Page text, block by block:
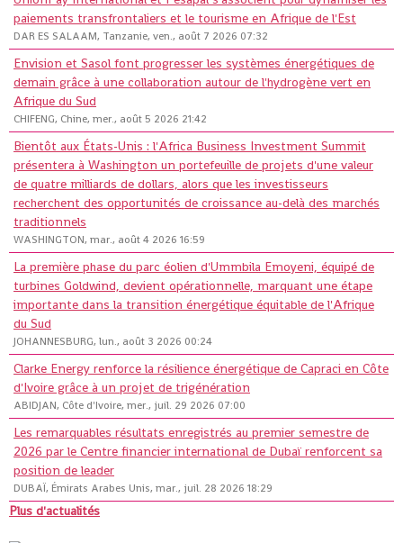
paiements transfrontaliers et le tourisme en Afrique de l'Est
DAR ES SALAAM, Tanzanie, ven., août 7 2026 07:32
Envision et Sasol font progresser les systèmes énergétiques de
demain grâce à une collaboration autour de l'hydrogène vert en
Afrique du Sud
CHIFENG, Chine, mer., août 5 2026 21:42
Bientôt aux États-Unis : l'Africa Business Investment Summit
présentera à Washington un portefeuille de projets d'une valeur
de quatre milliards de dollars, alors que les investisseurs
recherchent des opportunités de croissance au-delà des marchés
traditionnels
WASHINGTON, mar., août 4 2026 16:59
La première phase du parc éolien d'Ummbila Emoyeni, équipé de
turbines Goldwind, devient opérationnelle, marquant une étape
importante dans la transition énergétique équitable de l'Afrique
du Sud
JOHANNESBURG, lun., août 3 2026 00:24
Clarke Energy renforce la résilience énergétique de Capraci en Côte
d'Ivoire grâce à un projet de trigénération
ABIDJAN, Côte d'Ivoire, mer., juil. 29 2026 07:00
Les remarquables résultats enregistrés au premier semestre de
2026 par le Centre financier international de Dubaï renforcent sa
position de leader
DUBAÏ, Émirats Arabes Unis, mar., juil. 28 2026 18:29
Plus d'actualités